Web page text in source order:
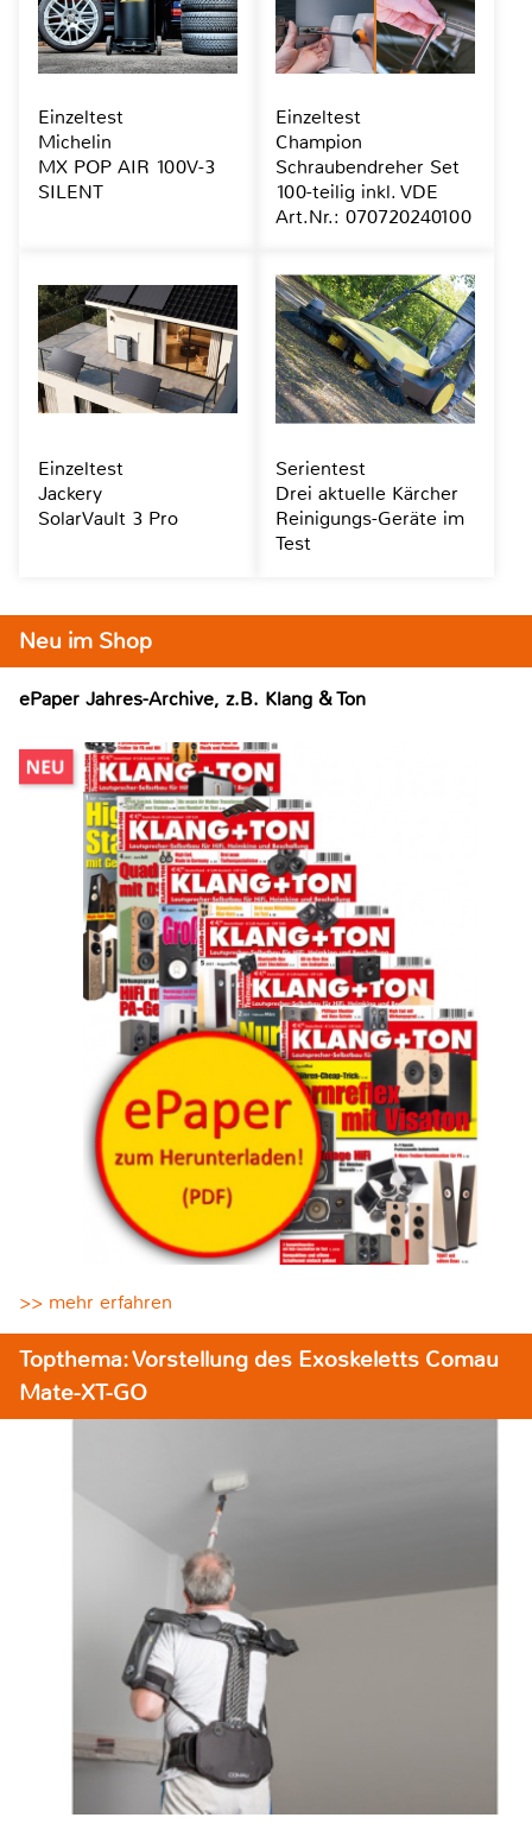
Neu im Shop
ePaper Jahres-Archive, z.B. Klang & Ton
>> mehr erfahren
Topthema: Vorstellung des Exoskeletts Comau
Mate-XT-GO
Einzeltest
Michelin
MX POP AIR 100V-3
SILENT
Einzeltest
Champion
Schraubendreher Set
100-teilig inkl. VDE
Art.Nr.: 070720240100
Einzeltest
Jackery
SolarVault 3 Pro
Serientest
Drei aktuelle Kärcher
Reinigungs-Geräte im
Test